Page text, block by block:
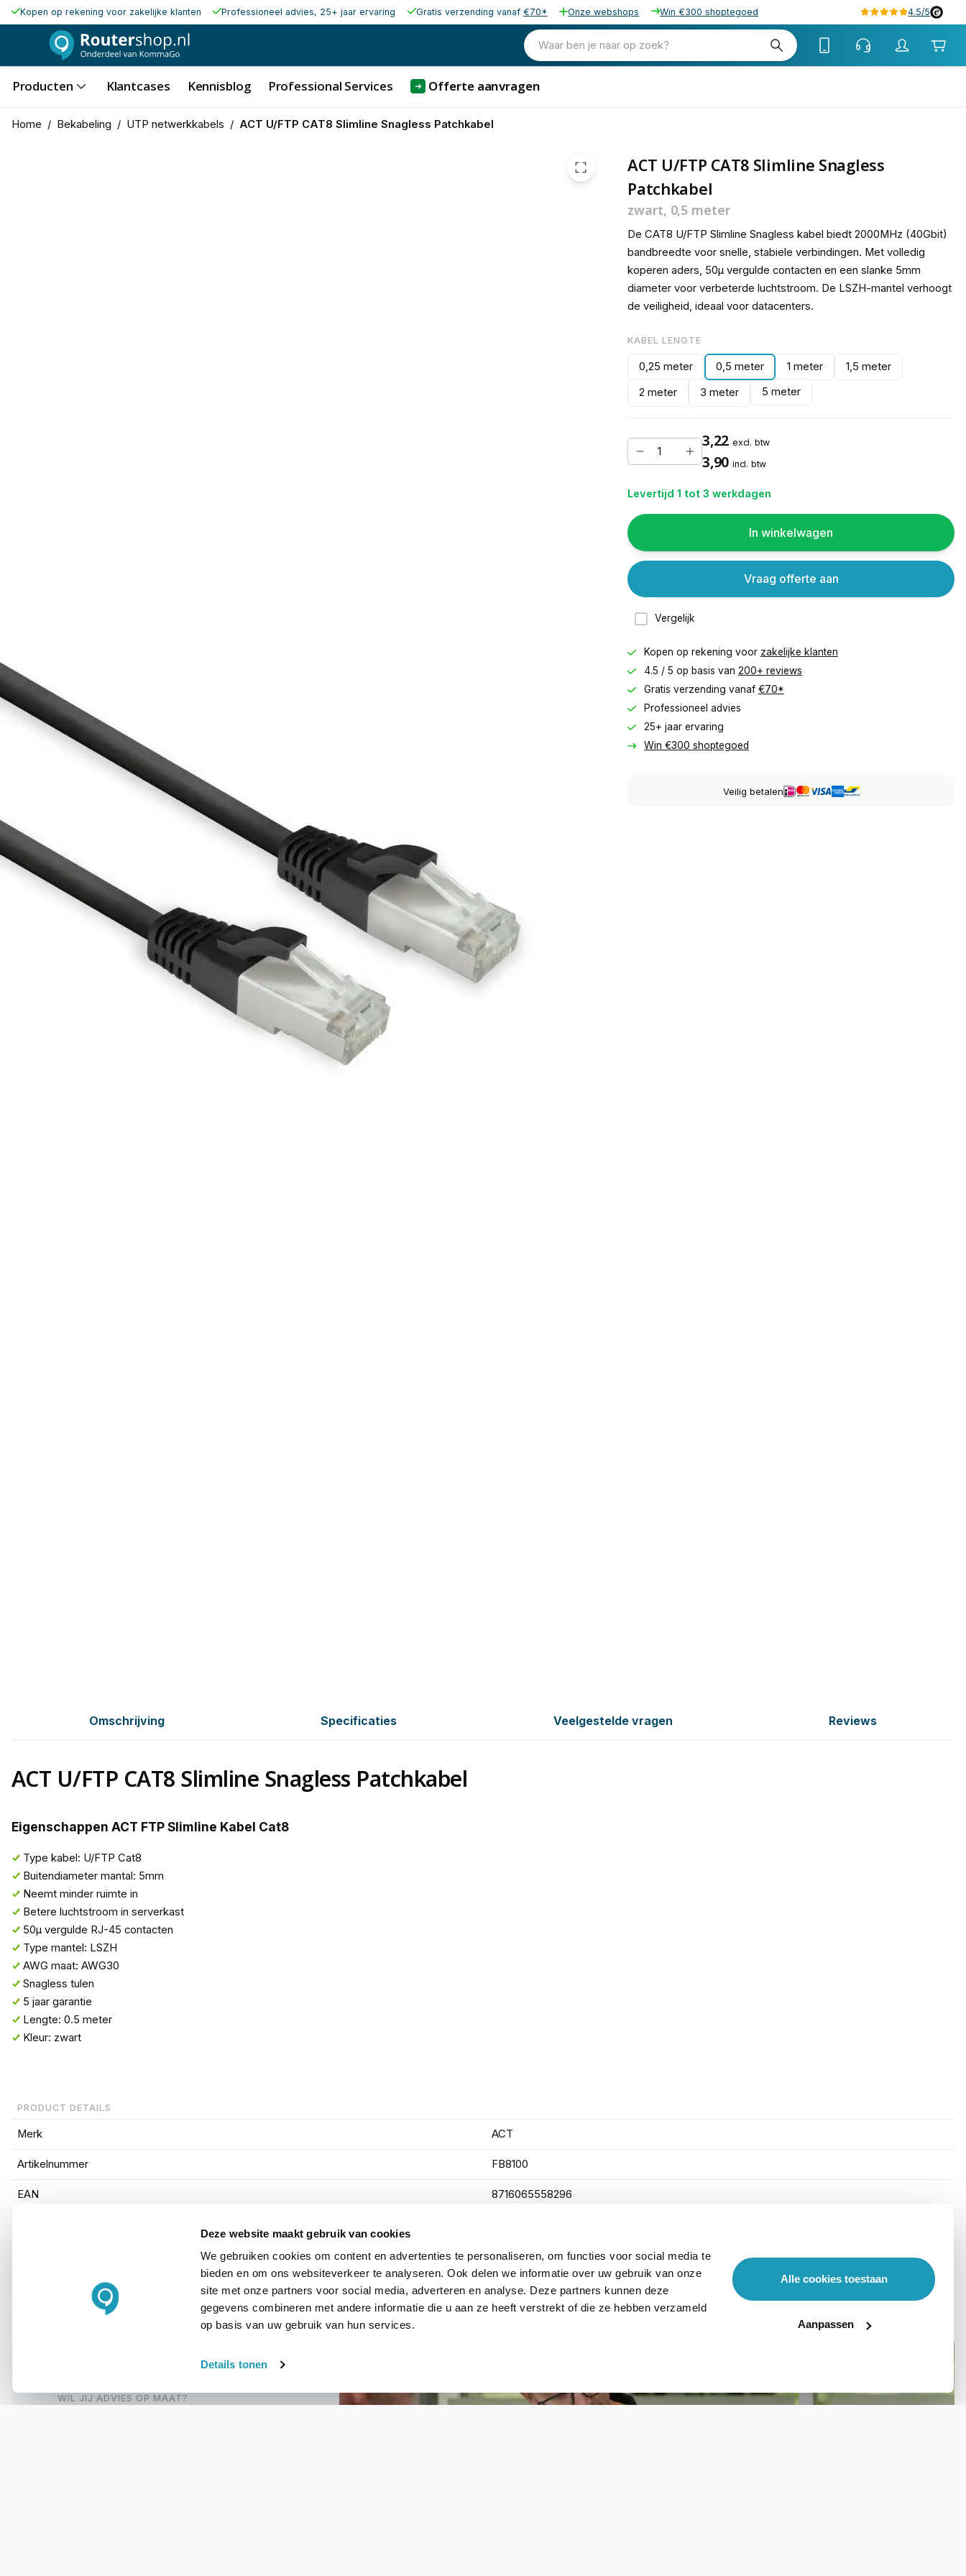
Deze website maakt gebruik van cookies
We gebruiken cookies om content en advertenties te personaliseren, om functies voor social media te
bieden en om ons websiteverkeer te analyseren. Ook delen we informatie over uw gebruik van onze
site met onze partners voor social media, adverteren en analyse. Deze partners kunnen deze
gegevens combineren met andere informatie die u aan ze heeft verstrekt of die ze hebben verzameld
op basis van uw gebruik van hun services.
Details tonen
Alle cookies toestaan
Aanpassen
Kopen op rekening voor zakelijke klanten Professioneel advies, 25+ jaar ervaring Gratis verzending vanaf €70* Onze webshops Win €300 shoptegoed 4.5/5
Waar ben je naar op zoek?
Producten Klantcases Kennisblog Professional Services ➜ Offerte aanvragen
Home / Bekabeling / UTP netwerkkabels / ACT U/FTP CAT8 Slimline Snagless Patchkabel
ACT U/FTP CAT8 Slimline Snagless
Patchkabel
zwart, 0,5 meter
De CAT8 U/FTP Slimline Snagless kabel biedt 2000MHz (40Gbit)
bandbreedte voor snelle, stabiele verbindingen. Met volledig
koperen aders, 50µ vergulde contacten en een slanke 5mm
diameter voor verbeterde luchtstroom. De LSZH-mantel verhoogt
de veiligheid, ideaal voor datacenters.
KABEL LENGTE
0,25 meter 0,5 meter 1 meter
1,5 meter
2 meter
3 meter 5 meter
3,22 excl. btw
3,90 incl. btw
Levertijd 1 tot 3 werkdagen
In winkelwagen
Vergelijk
Vraag offerte aan
Kopen op rekening voor zakelijke klanten
4.5 / 5 op basis van 200+ reviews
Gratis verzending vanaf €70*
Professioneel advies
25+ jaar ervaring
Win €300 shoptegoed
Veilig betalen
Omschrijving Specificaties Veelgestelde vragen Reviews
ACT U/FTP CAT8 Slimline Snagless Patchkabel
Eigenschappen ACT FTP Slimline Kabel Cat8
Type kabel: U/FTP Cat8
Buitendiameter mantal: 5mm
Neemt minder ruimte in
Betere luchtstroom in serverkast
50µ vergulde RJ-45 contacten
Type mantel: LSZH
AWG maat: AWG30
Snagless tulen
5 jaar garantie
Lengte: 0.5 meter
Kleur: zwart
PRODUCT DETAILS
Merk ACT
Artikelnummer FB8100
EAN 8716065558296
UTP Cat8
Zwart
WIL JIJ ADVIES OP MAAT?
€ 3,70